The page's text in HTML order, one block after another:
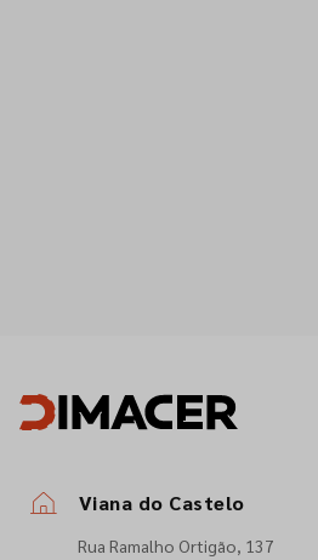
Viana do Castelo
Rua Ramalho Ortigão, 137